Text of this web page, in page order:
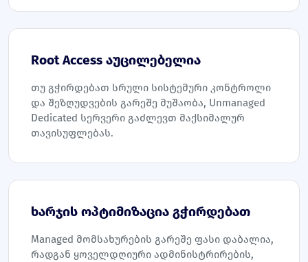
Root Access აუცილებელია
თუ გჭირდებათ სრული სისტემური კონტროლი
და შეზღუდვების გარეშე მუშაობა, Unmanaged
Dedicated სერვერი გაძლევთ მაქსიმალურ
თავისუფლებას.
ხარჯის ოპტიმიზაცია გჭირდებათ
Managed მომსახურების გარეშე ფასი დაბალია,
რადგან ყოველდღიური ადმინისტრირების,